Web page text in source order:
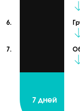
7 дней